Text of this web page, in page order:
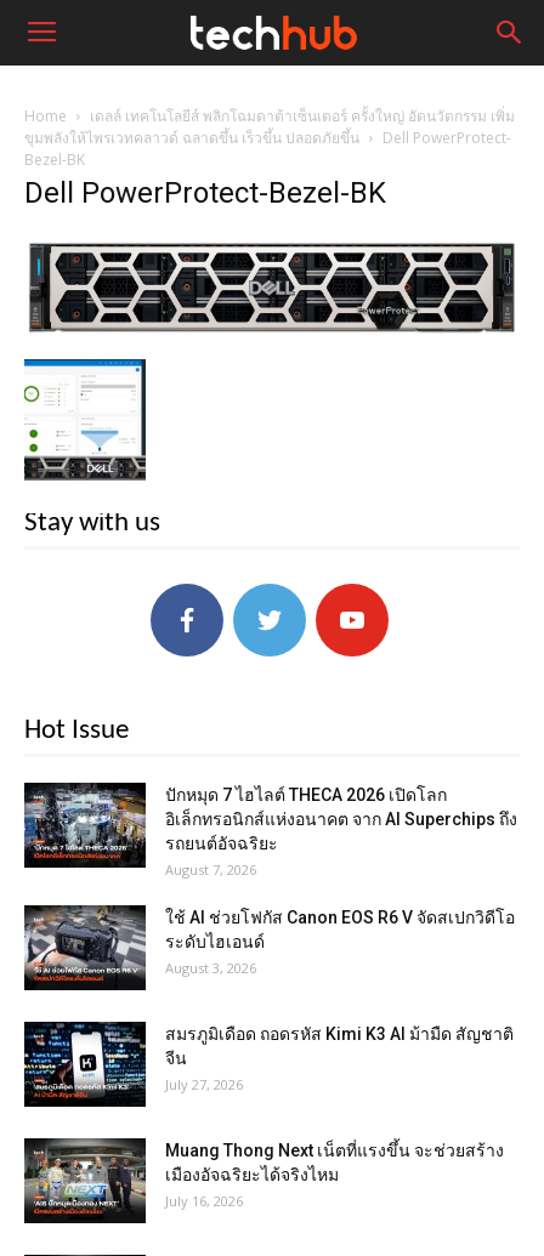
Home
เดลล์ เทคโนโลยีส์ พลิกโฉมดาต้าเซ็นเตอร์ ครั้งใหญ่ อัดนวัตกรรม เพิ่ม
ขุมพลังให้ไพรเวทคลาวด์ ฉลาดขึ้น เร็วขึ้น ปลอดภัยขึ้น
Dell PowerProtect-
Bezel-BK
Dell PowerProtect-Bezel-BK
Stay with us
Hot Issue
ปักหมุด 7 ไฮไลต์ THECA 2026 เปิดโลก
อิเล็กทรอนิกส์แห่งอนาคต จาก AI Superchips ถึง
รถยนต์อัจฉริยะ
August 7, 2026
ใช้ AI ช่วยโฟกัส Canon EOS R6 V จัดสเปกวิดีโอ
ระดับไฮเอนด์
August 3, 2026
สมรภูมิเดือด ถอดรหัส Kimi K3 AI ม้ามืด สัญชาติ
จีน
July 27, 2026
Muang Thong Next เน็ตที่แรงขึ้น จะช่วยสร้าง
เมืองอัจฉริยะได้จริงไหม
July 16, 2026